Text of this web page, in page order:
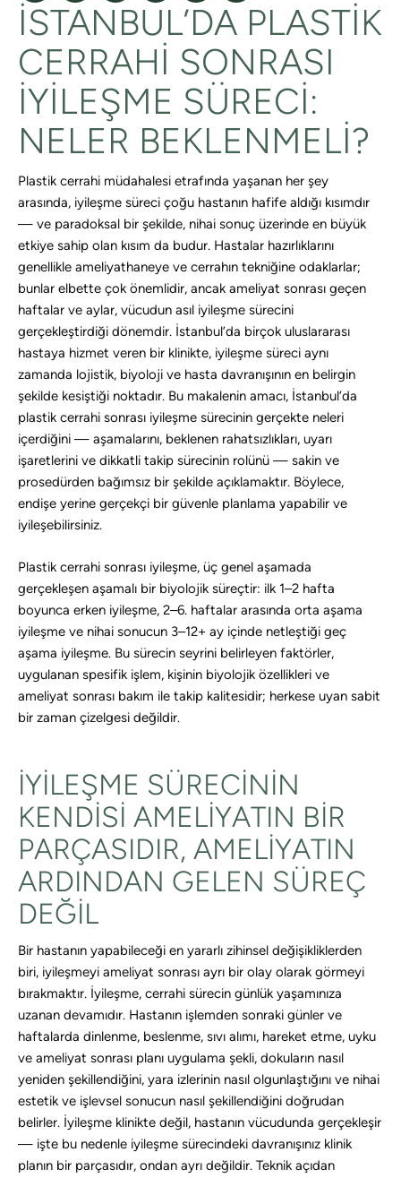
İSTANBUL’DA PLASTIK
CERRAHI SONRASI
İYILEŞME SÜRECI:
NELER BEKLENMELI?
Plastik cerrahi müdahalesi etrafında yaşanan her şey
arasında, iyileşme süreci çoğu hastanın hafife aldığı kısımdır
— ve paradoksal bir şekilde, nihai sonuç üzerinde en büyük
etkiye sahip olan kısım da budur. Hastalar hazırlıklarını
genellikle ameliyathaneye ve cerrahın tekniğine odaklarlar;
bunlar elbette çok önemlidir, ancak ameliyat sonrası geçen
haftalar ve aylar, vücudun asıl iyileşme sürecini
gerçekleştirdiği dönemdir. İstanbul’da birçok uluslararası
hastaya hizmet veren bir klinikte, iyileşme süreci aynı
zamanda lojistik, biyoloji ve hasta davranışının en belirgin
şekilde kesiştiği noktadır. Bu makalenin amacı, İstanbul’da
plastik cerrahi sonrası iyileşme sürecinin gerçekte neleri
içerdiğini — aşamalarını, beklenen rahatsızlıkları, uyarı
işaretlerini ve dikkatli takip sürecinin rolünü — sakin ve
prosedürden bağımsız bir şekilde açıklamaktır. Böylece,
endişe yerine gerçekçi bir güvenle planlama yapabilir ve
iyileşebilirsiniz.
Plastik cerrahi sonrası iyileşme, üç genel aşamada
gerçekleşen aşamalı bir biyolojik süreçtir: ilk 1–2 hafta
boyunca erken iyileşme, 2–6. haftalar arasında orta aşama
iyileşme ve nihai sonucun 3–12+ ay içinde netleştiği geç
aşama iyileşme. Bu sürecin seyrini belirleyen faktörler,
uygulanan spesifik işlem, kişinin biyolojik özellikleri ve
ameliyat sonrası bakım ile takip kalitesidir; herkese uyan sabit
bir zaman çizelgesi değildir.
İYILEŞME SÜRECININ
KENDISI AMELIYATIN BIR
PARÇASIDIR, AMELIYATIN
ARDINDAN GELEN SÜREÇ
DEĞIL
Bir hastanın yapabileceği en yararlı zihinsel değişikliklerden
biri, iyileşmeyi ameliyat sonrası ayrı bir olay olarak görmeyi
bırakmaktır. İyileşme, cerrahi sürecin günlük yaşamınıza
uzanan devamıdır. Hastanın işlemden sonraki günler ve
haftalarda dinlenme, beslenme, sıvı alımı, hareket etme, uyku
ve ameliyat sonrası planı uygulama şekli, dokuların nasıl
yeniden şekillendiğini, yara izlerinin nasıl olgunlaştığını ve nihai
estetik ve işlevsel sonucun nasıl şekillendiğini doğrudan
belirler. İyileşme klinikte değil, hastanın vücudunda gerçekleşir
— işte bu nedenle iyileşme sürecindeki davranışınız klinik
planın bir parçasıdır, ondan ayrı değildir. Teknik açıdan